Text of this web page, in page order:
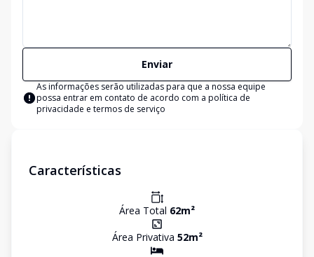
Enviar
As informações serão utilizadas para que a nossa equipe
possa entrar em contato de acordo com a política de
privacidade e termos de serviço
Características
Área Total 62m²
Área Privativa 52m²